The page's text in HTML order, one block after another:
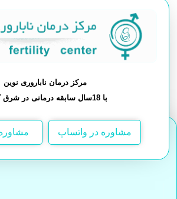
مرکز درمان ناباروری نوین
با 18سال سابقه درمانی در شرق کشور
مشاوره در واتساپ